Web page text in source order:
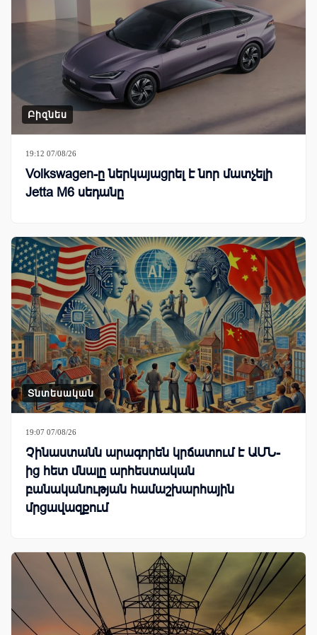
Բիզնես
19:12 07/08/26
Volkswagen-ը ներկայացրել է նոր մատչելի
Jetta M6 սեդանը
Տնտեսական
19:07 07/08/26
Չինաստանն արագորեն կրճատում է ԱՄՆ-
ից հետ մնալը արհեստական
բանականության համաշխարհային
մրցավազքում